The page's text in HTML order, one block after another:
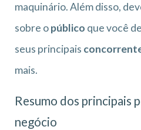
maquinário. Além disso,
sobre opúblico que você
seus principais
mais.
Resumo dos principais
negócio